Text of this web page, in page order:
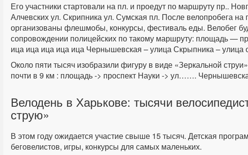
Его участники стартовали на пл. и проедут по маршруту пр..
Алчевских ул. Скрипника ул. Сумская пл. После велопробега
организованы флешмобы, конкурсы, фестиваль еды. Велобег
сопровождении полицейских по такому маршруту: площадь —
ица ица ица ица ица Чернышевская – улица Скрыпника – улица
Около пяти тысяч изобразили фигуру в виде «Зеркальной
почти в 9 км : площадь -> проспект Науки -> ул…….
Велодень в Харькове: тысячи
струю»
В этом году ожидается участие свыше 15 тысяч. Детская
беговелистов, игры, конкурсы для самых маленьких.